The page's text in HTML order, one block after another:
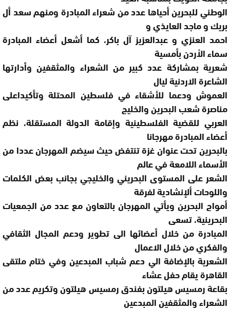
الوطني للبحرين أحياها عدد من شعراء المبادرة ومنهم سعد أل
بريك و ماجد العايذي و
احمد العنزي و عبدالعزيز آل باكر، كما أشعل أعضاء المبادرة
سماء الاْردن بأمسية
شعرية بمشاركة عدد كبير من الشعراء والمثقفين وأدارتها
الشاعرة الاردنية ليال
العموش ودعما للأشقاء في فلسطين المحتلة وتأكيداعلى
مناصرة شعب البحرين والخليج
العربي للقضية الفلسطينية وإقامة الدولة المستقلة، نظم
أعضاء المبادرة مهرجانا
بالبحرين تحت عنوان غزة تنتفض حيث سيضم المهرجان عددا من
الأسماء اللامعة في عالم
الشعر على المستوى البحريني والخليجي بجانب بعض الكلمات
واللوحات ألإنشادية لفرقة
أمواج البحرين ويأتي المهرجان بالتعاون مع عدد من الجمعيات
البحرينية، تسعى
المبادرة من خلال أعضائها الى تطوير ودعم المجال الثقافي
والفكري من خلال الاعمال
الشعرية بالإضافة الي دعم شباب المبدعين وفي ختام ملتقى
القاهرة يقام حفل عشاء
بقاعة رمسيس هيلتون بفندق رمسيس هيلتون وتكريم عدد من
الشعراء والمثقفين المبدعين